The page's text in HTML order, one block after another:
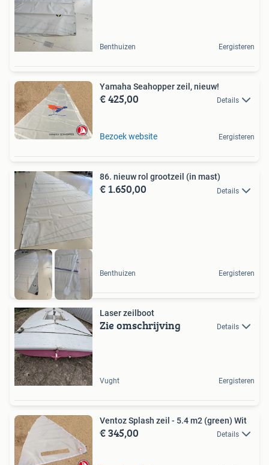
Benthuizen Eergisteren
Yamaha Seahopper zeil, nieuw!
€ 425,00 Details
Bezoek website Eergisteren
86. nieuw rol grootzeil (in mast)
€ 1.650,00 Details
Benthuizen Eergisteren
Laser zeilboot
Zie omschrijving Details
Vught Eergisteren
Ventoz Splash zeil - 5.4 m2 (green) Wit
€ 345,00 Details